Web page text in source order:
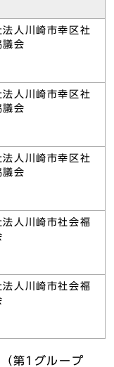
法人川崎市幸区社
議会
法人川崎市幸区社
議会
法人川崎市幸区社
議会
法人川崎市社会福
法人川崎市社会福
第1グループ